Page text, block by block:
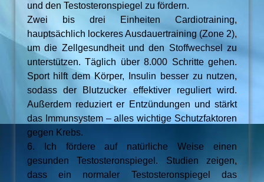
und den Testosteronspiegel zu fördern.
Zwei bis drei Einheiten Cardiotraining,
hauptsächlich lockeres Ausdauertraining (Zone 2),
um die Zellgesundheit und den Stoffwechsel zu
unterstützen. Täglich über 8.000 Schritte gehen.
Sport hilft dem Körper, Insulin besser zu nutzen,
sodass der Blutzucker effektiver reguliert wird.
Außerdem reduziert er Entzündungen und stärkt
das Immunsystem – alles wichtige Schutzfaktoren
gegen Krebs.
6. Ich fördere auf natürliche Weise einen
gesunden Testosteronspiegel. Studien zeigen,
dass ein normaler Testosteronspiegel das